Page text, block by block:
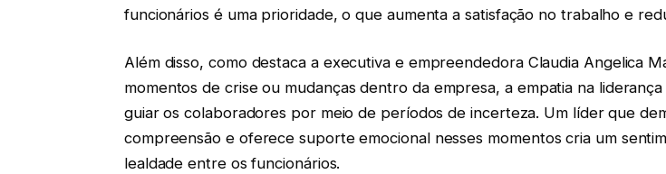
funcionários é uma prioridade, o que aumenta a satisfação no trabalho e
Além disso, como destaca a executiva e empreendedora Claudia Angelica
momentos de crise ou mudanças dentro da empresa, a empatia na
guiar os colaboradores por meio de períodos de incerteza. Um líder que
compreensão e oferece suporte emocional nesses momentos cria um
lealdade entre os funcionários.